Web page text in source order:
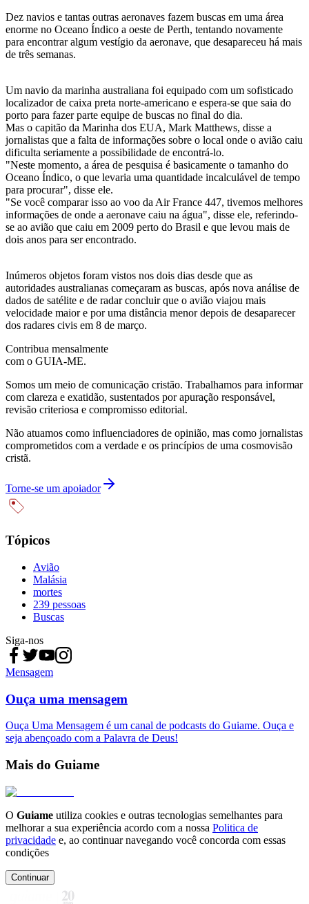
Dez navios e tantas outras aeronaves fazem buscas em uma área
enorme no Oceano Índico a oeste de Perth, tentando novamente
para encontrar algum vestígio da aeronave, que desapareceu há mais
de três semanas.
Um navio da marinha australiana foi equipado com um sofisticado
localizador de caixa preta norte-americano e espera-se que saia do
porto para fazer parte equipe de buscas no final do dia.
Mas o capitão da Marinha dos EUA, Mark Matthews, disse a
jornalistas que a falta de informações sobre o local onde o avião caiu
dificulta seriamente a possibilidade de encontrá-lo.
"Neste momento, a área de pesquisa é basicamente o tamanho do
Oceano Índico, o que levaria uma quantidade incalculável de tempo
para procurar", disse ele.
"Se você comparar isso ao voo da Air France 447, tivemos melhores
informações de onde a aeronave caiu na água", disse ele, referindo-
se ao avião que caiu em 2009 perto do Brasil e que levou mais de
dois anos para ser encontrado.
Inúmeros objetos foram vistos nos dois dias desde que as
autoridades australianas começaram as buscas, após nova análise de
dados de satélite e de radar concluir que o avião viajou mais
velocidade maior e por uma distância menor depois de desaparecer
dos radares civis em 8 de março.
Contribua mensalmente
com o GUIA-ME.
Somos um meio de comunicação cristão. Trabalhamos para informar
com clareza e exatidão, sustentados por apuração responsável,
revisão criteriosa e compromisso editorial.
Não atuamos como influenciadores de opinião, mas como jornalistas
comprometidos com a verdade e os princípios de uma cosmovisão
cristã.
Torne-se um apoiador
Tópicos
Avião
Malásia
mortes
239 pessoas
Buscas
Siga-nos
Mensagem
Ouça uma mensagem
Ouça Uma Mensagem é um canal de podcasts do Guiame. Ouça e
seja abençoado com a Palavra de Deus!
Mais do Guiame
O Guiame utiliza cookies e outras tecnologias semelhantes para
melhorar a sua experiência acordo com a nossa Politica de
privacidade e, ao continuar navegando você concorda com essas
condições
Continuar